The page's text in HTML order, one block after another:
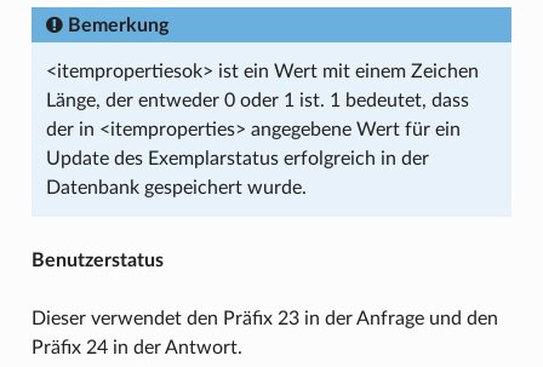
Bemerkung
<itempropertiesok> ist ein Wert mit einem Zeichen
Länge, der entweder 0 oder 1 ist. 1 bedeutet, dass
der in <itemproperties> angegebene Wert für ein
Update des Exemplarstatus erfolgreich in der
Datenbank gespeichert wurde.
Benutzerstatus
Dieser verwendet den Präfix 23 in der Anfrage und den
Präfix 24 in der Antwort.